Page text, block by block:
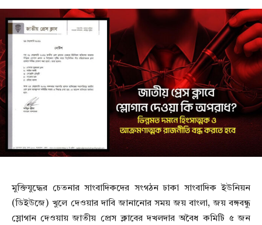
মুক্তিযুদ্ধের চেতনার সাংবাদিকদের সংগঠন ঢাকা সাংবাদিক ইউনিয়ন
(ডিইউজে) খুলে দেওয়ার দাবি জানানোর সময় জয় বাংলা, জয় বঙ্গবন্ধু
স্লোগান দেওয়ায় জাতীয় প্রেস ক্লাবের দখলদার অবৈধ কমিটি ৫ জন